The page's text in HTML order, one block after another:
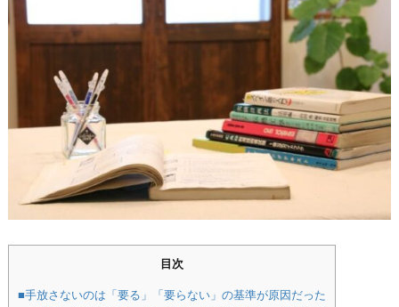
目次
■手放さないのは「要る」「要らない」の基準が原因だった